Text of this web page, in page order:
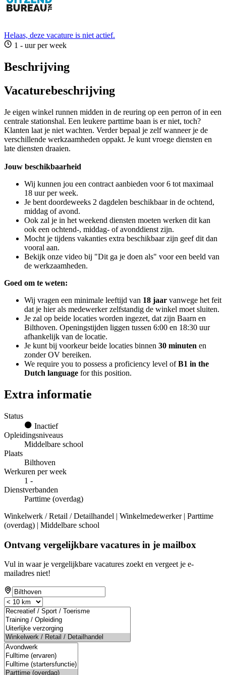
Helaas, deze vacature is niet actief.
1 - uur per week
Beschrijving
Vacaturebeschrijving
Je eigen winkel runnen midden in de reuring op een perron of in een
centrale stationshal. Een leukere parttime baan is er niet, toch?
Klanten laat je niet wachten. Verder bepaal je zelf wanneer je de
verschillende werkzaamheden oppakt. Je kunt vroege diensten en
late diensten draaien.
Jouw beschikbaarheid
Wij kunnen jou een contract aanbieden voor 6 tot maximaal
18 uur per week.
Je bent doordeweeks 2 dagdelen beschikbaar in de ochtend,
middag of avond.
Ook zal je in het weekend diensten moeten werken dit kan
ook een ochtend-, middag- of avonddienst zijn.
Mocht je tijdens vakanties extra beschikbaar zijn geef dit dan
vooral aan.
Bekijk onze video bij "Dit ga je doen als" voor een beeld van
de werkzaamheden.
Goed om te weten:
Wij vragen een minimale leeftijd van 18 jaar vanwege het feit
dat je hier als medewerker zelfstandig de winkel moet sluiten.
Je zal op beide locaties worden ingezet, dat zijn Baarn en
Bilthoven. Openingstijden liggen tussen 6:00 en 18:30 uur
afhankelijk van de locatie.
Je kunt bij voorkeur beide locaties binnen 30 minuten en
zonder OV bereiken.
We require you to possess a proficiency level ofB1 in the
Dutch language for this position.
Extra informatie
Status
Inactief
Opleidingsniveaus
Middelbare school
Plaats
Bilthoven
Werkuren per week
1 -
Dienstverbanden
Parttime (overdag)
Winkelwerk / Retail / Detailhandel | Winkelmedewerker | Parttime
(overdag) | Middelbare school
Ontvang vergelijkbare vacatures in je mailbox
Vul in waar je vergelijkbare vacatures zoekt en vergeet je e-
mailadres niet!